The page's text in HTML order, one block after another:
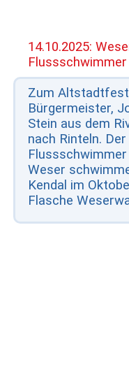
14.10.2025:
Flussschwimmer
Zum
Bürgermeister,
Stein aus dem
nach Rinteln.
Weser
Kendal im
Flasche